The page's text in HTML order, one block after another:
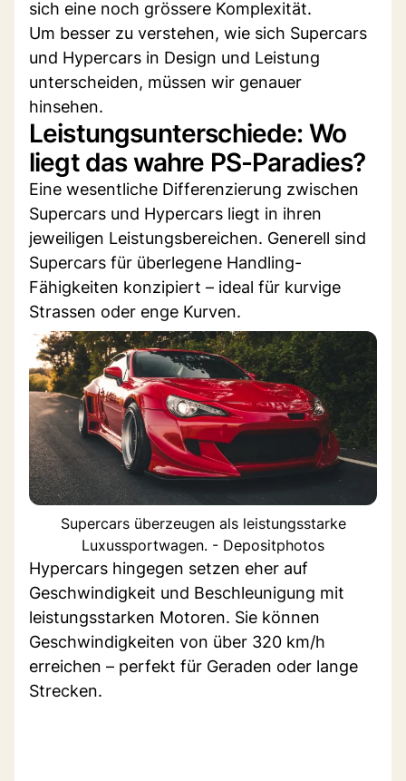
sich eine noch grössere Komplexität.
Um besser zu verstehen, wie sich Supercars
und Hypercars in Design und Leistung
unterscheiden, müssen wir genauer
hinsehen.
Leistungsunterschiede: Wo
liegt das wahre PS-Paradies?
Eine wesentliche Differenzierung zwischen
Supercars und Hypercars liegt in ihren
jeweiligen Leistungsbereichen. Generell sind
Supercars für überlegene Handling-
Fähigkeiten konzipiert – ideal für kurvige
Strassen oder enge Kurven.
Supercars überzeugen als leistungsstarke
Luxussportwagen. - Depositphotos
Hypercars hingegen setzen eher auf
Geschwindigkeit und Beschleunigung mit
leistungsstarken Motoren. Sie können
Geschwindigkeiten von über 320 km/h
erreichen – perfekt für Geraden oder lange
Strecken.